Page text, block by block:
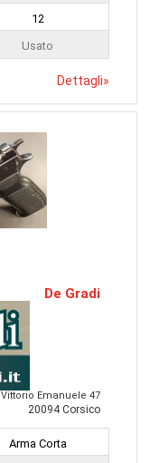
12
Usato
Dettagli»
De Gradi
Vittorio Emanuele 47
20094 Corsico
Arma Corta